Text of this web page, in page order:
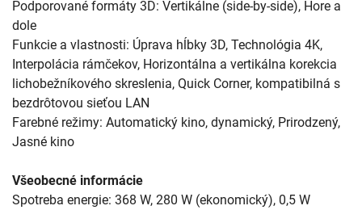
Podporované formáty 3D: Vertikálne (side-by-side), Hore a
dole
Funkcie a vlastnosti: Úprava hĺbky 3D, Technológia 4K,
Interpolácia rámčekov, Horizontálna a vertikálna korekcia
lichobežníkového skreslenia, Quick Corner, kompatibilná s
bezdrôtovou sieťou LAN
Farebné režimy: Automatický kino, dynamický, Prirodzený,
Jasné kino
Všeobecné informácie
Spotreba energie: 368 W, 280 W (ekonomický), 0,5 W